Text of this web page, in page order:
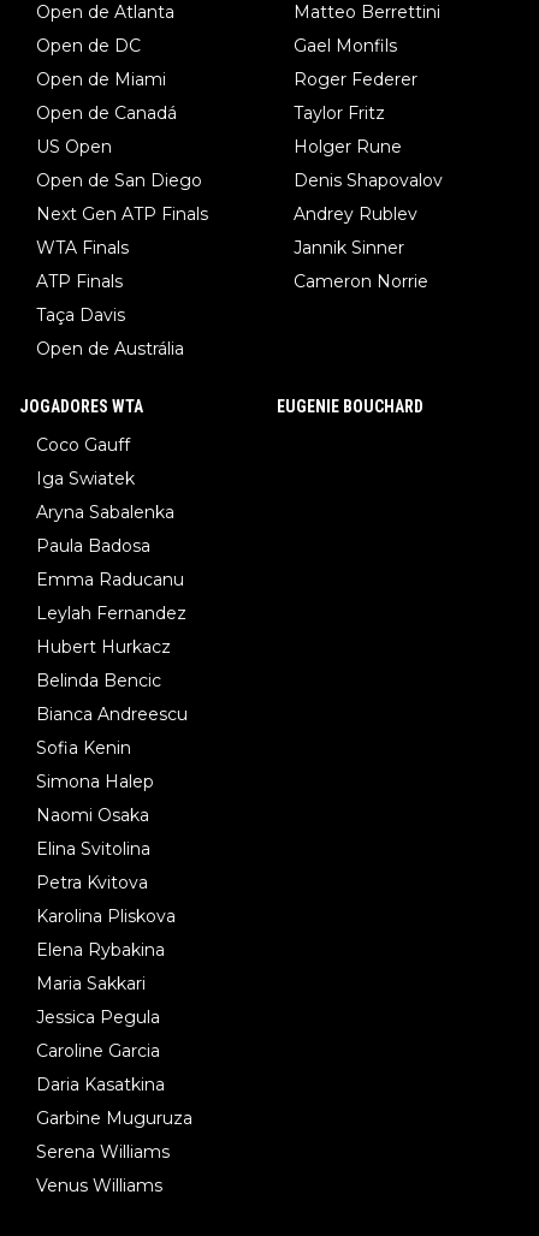
Open de Atlanta
Open de DC
Open de Miami
Open de Canadá
US Open
Open de San Diego
Next Gen ATP Finals
WTA Finals
ATP Finals
Taça Davis
Open de Austrália
Matteo Berrettini
Gael Monfils
Roger Federer
Taylor Fritz
Holger Rune
Denis Shapovalov
Andrey Rublev
Jannik Sinner
Cameron Norrie
JOGADORES WTA
Coco Gauff
Iga Swiatek
Aryna Sabalenka
Paula Badosa
Emma Raducanu
Leylah Fernandez
Hubert Hurkacz
Belinda Bencic
Bianca Andreescu
Sofia Kenin
Simona Halep
Naomi Osaka
Elina Svitolina
Petra Kvitova
Karolina Pliskova
Elena Rybakina
Maria Sakkari
Jessica Pegula
Caroline Garcia
Daria Kasatkina
Garbine Muguruza
Serena Williams
Venus Williams
EUGENIE BOUCHARD